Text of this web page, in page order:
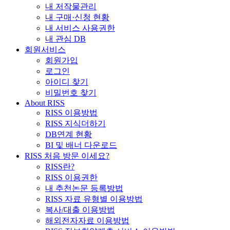
내 저작물관리
내 구매·신청 현황
내 서비스 사용권한
내 관심 DB
회원서비스
회원가입
로그인
아이디 찾기
비밀번호 찾기
About RISS
RISS 이용방법
RISS 지식더하기
DB연계 현황
BI 및 배너 다운로드
RISS 처음 방문 이세요?
RISS란?
RISS 이용권한
내 추천논문 등록방법
RISS 자료 유형별 이용방법
복사/대출 이용방법
해외전자자료 이용방법